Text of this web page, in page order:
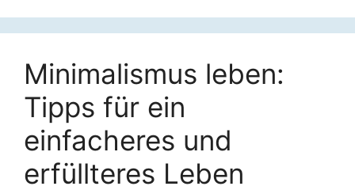
Minimalismus leben:
Tipps für ein
einfacheres und
erfüllteres Leben